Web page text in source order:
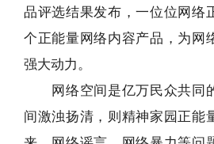
品评选结果发布，一位位网络
个正能量网络内容产品，为网
强大动力。
网络空间是亿万民众共同
间激浊扬清，则精神家园正能